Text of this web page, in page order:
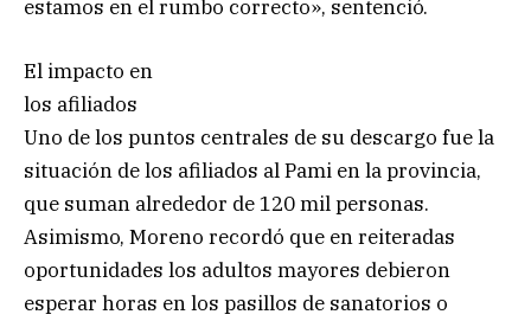
estamos en el rumbo correcto», sentenció.
El impacto en
los afiliados
Uno de los puntos centrales de su descargo fue la
situación de los afiliados al Pami en la provincia,
que suman alrededor de 120 mil personas.
Asimismo, Moreno recordó que en reiteradas
oportunidades los adultos mayores debieron
esperar horas en los pasillos de sanatorios o